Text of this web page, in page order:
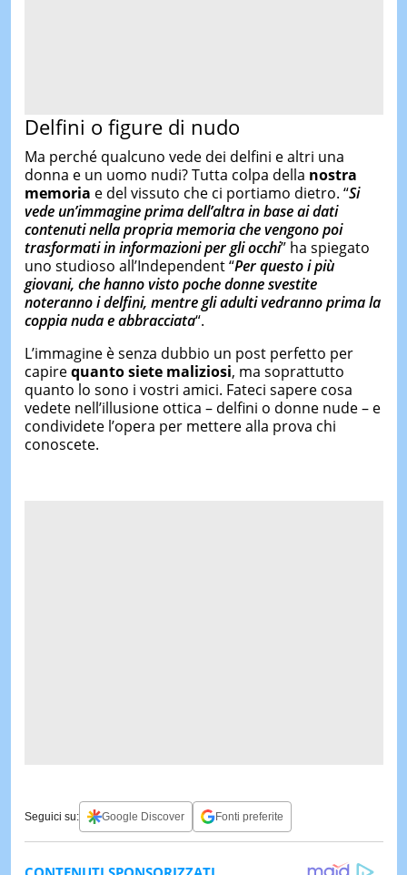
Delfini o figure di nudo
Ma perché qualcuno vede dei delfini e altri una
donna e un uomo nudi? Tutta colpa della nostra
memoria e del vissuto che ci portiamo dietro. “Si
vede un’immagine prima dell’altra in base ai dati
contenuti nella propria memoria che vengono poi
trasformati in informazioni per gli occhi” ha spiegato
uno studioso all’Independent “Per questo i più
giovani, che hanno visto poche donne svestite
noteranno i delfini, mentre gli adulti vedranno prima la
coppia nuda e abbracciata“.
L’immagine è senza dubbio un post perfetto per
capirequanto siete maliziosi, ma soprattutto
quanto lo sono i vostri amici. Fateci sapere cosa
vedete nell’illusione ottica – delfini o donne nude – e
condividete l’opera per mettere alla prova chi
conoscete.
Seguici su: Google Discover Fonti preferite